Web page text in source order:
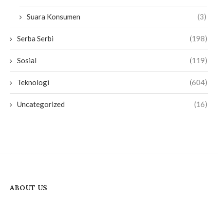
Suara Konsumen (3)
Serba Serbi (198)
Sosial (119)
Teknologi (604)
Uncategorized (16)
ABOUT US